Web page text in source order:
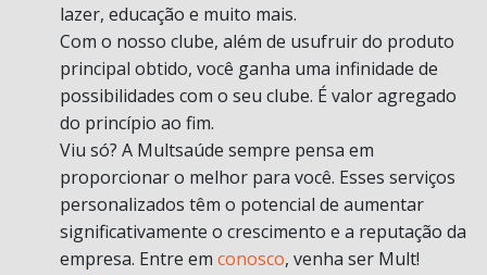
lazer, educação e muito mais.
Com o nosso clube, além de usufruir do produto
principal obtido, você ganha uma infinidade de
possibilidades com o seu clube. É valor agregado
do princípio ao fim.
Viu só? A Multsaúde sempre pensa em
proporcionar o melhor para você. Esses serviços
personalizados têm o potencial de aumentar
significativamente o crescimento e a reputação da
empresa. Entre em conosco, venha ser Mult!